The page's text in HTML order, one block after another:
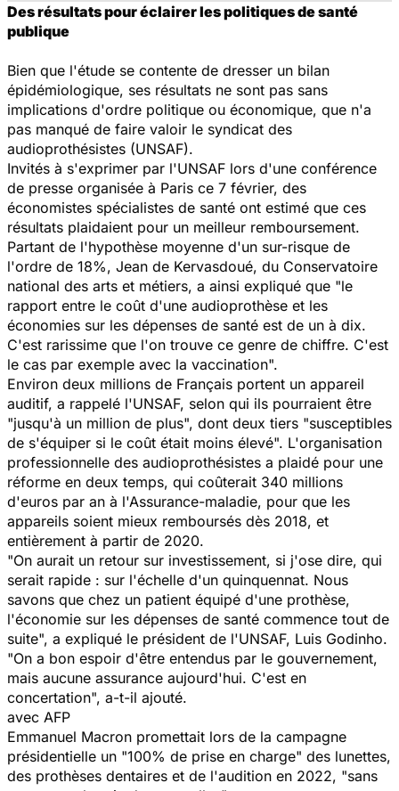
Des résultats pour éclairer les politiques de santé
publique
Bien que l'étude se contente de dresser un bilan
épidémiologique, ses résultats ne sont pas sans
implications d'ordre politique ou économique, que n'a
pas manqué de faire valoir le syndicat des
audioprothésistes (UNSAF).
Invités à s'exprimer par l'UNSAF lors d'une conférence
de presse organisée à Paris ce 7 février, des
économistes spécialistes de santé ont estimé que ces
résultats plaidaient pour un meilleur remboursement.
Partant de l'hypothèse moyenne d'un sur-risque de
l'ordre de 18%, Jean de Kervasdoué, du Conservatoire
national des arts et métiers, a ainsi expliqué que "le
rapport entre le coût d'une audioprothèse et les
économies sur les dépenses de santé est de un à dix.
C'est rarissime que l'on trouve ce genre de chiffre. C'est
le cas par exemple avec la vaccination".
Environ deux millions de Français portent un appareil
auditif, a rappelé l'UNSAF, selon qui ils pourraient être
"jusqu'à un million de plus", dont deux tiers "susceptibles
de s'équiper si le coût était moins élevé". L'organisation
professionnelle des audioprothésistes a plaidé pour une
réforme en deux temps, qui coûterait 340 millions
d'euros par an à l'Assurance-maladie, pour que les
appareils soient mieux remboursés dès 2018, et
entièrement à partir de 2020.
"On aurait un retour sur investissement, si j'ose dire, qui
serait rapide : sur l'échelle d'un quinquennat. Nous
savons que chez un patient équipé d'une prothèse,
l'économie sur les dépenses de santé commence tout de
suite", a expliqué le président de l'UNSAF, Luis Godinho.
"On a bon espoir d'être entendus par le gouvernement,
mais aucune assurance aujourd'hui. C'est en
concertation", a-t-il ajouté.
avec AFP
Emmanuel Macron promettait lors de la campagne
présidentielle un "100% de prise en charge" des lunettes,
des prothèses dentaires et de l'audition en 2022, "sans